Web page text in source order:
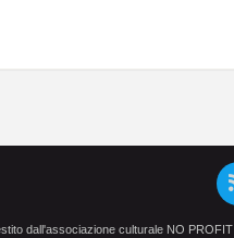
dall'associazione culturale NO PROFIT